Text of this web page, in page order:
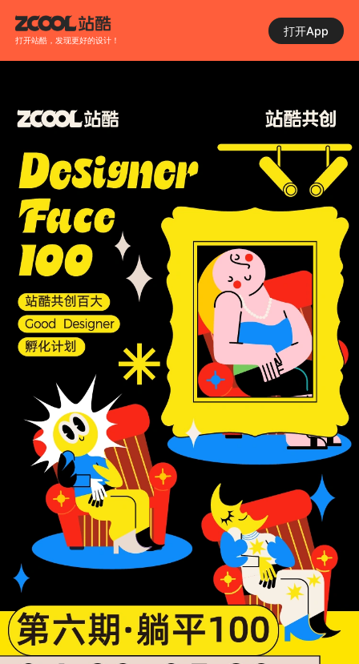
打开站酷，发现更好的设计！
打开App